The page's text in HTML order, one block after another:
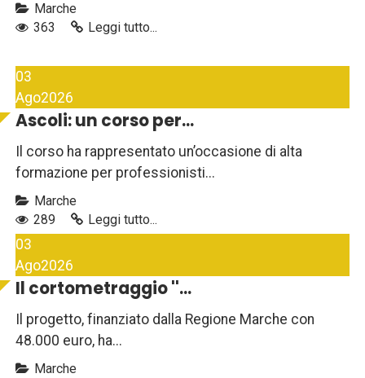
Marche
363
Leggi tutto...
03
Ago2026
Ascoli: un corso per...
Il corso ha rappresentato un’occasione di alta
formazione per professionisti...
Marche
289
Leggi tutto...
03
Ago2026
Il cortometraggio ''...
Il progetto, finanziato dalla Regione Marche con
48.000 euro, ha...
Marche